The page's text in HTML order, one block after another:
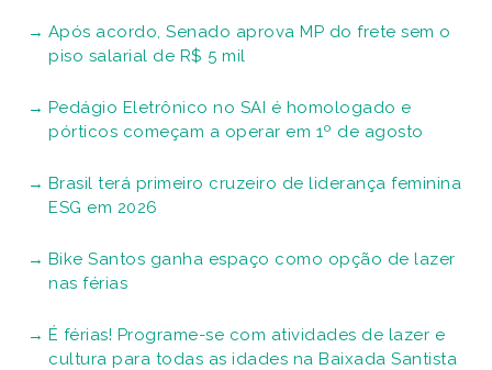
Após acordo, Senado aprova MP do frete sem o
piso salarial de R$ 5 mil
Pedágio Eletrônico no SAI é homologado e
pórticos começam a operar em 1º de agosto
Brasil terá primeiro cruzeiro de liderança feminina
ESG em 2026
Bike Santos ganha espaço como opção de lazer
nas férias
É férias! Programe-se com atividades de lazer e
cultura para todas as idades na Baixada Santista